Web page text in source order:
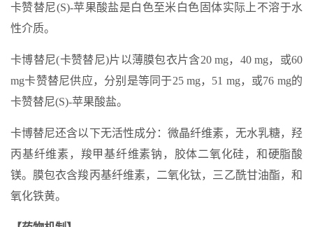
卡赞替尼(S)-苹果酸盐是白色至米白色固体实际上不溶于水
性介质。
卡博替尼(卡赞替尼)片以薄膜包衣片含20 mg，40 mg，或60
mg卡赞替尼供应，分别是等同于25 mg，51 mg，或76 mg的
卡赞替尼(S)-苹果酸盐。
卡博替尼还含以下无活性成分：微晶纤维素，无水乳糖，羟
丙基纤维素，羧甲基纤维素钠，胶体二氧化硅，和硬脂酸
镁。膜包衣含羧丙基纤维素，二氧化钛，三乙酰甘油酯，和
氧化铁黄。